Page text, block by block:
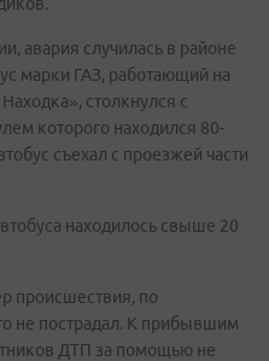
авария случилась в районе
марки ГАЗ, работающий на
столкнулся с
которого находился 80-
съехал с проезжей части
находилось свыше 20
происшествия, по
не пострадал. К прибывшим
ДТП за помощью не